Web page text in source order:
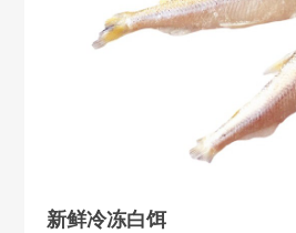
新鲜冷冻白饵